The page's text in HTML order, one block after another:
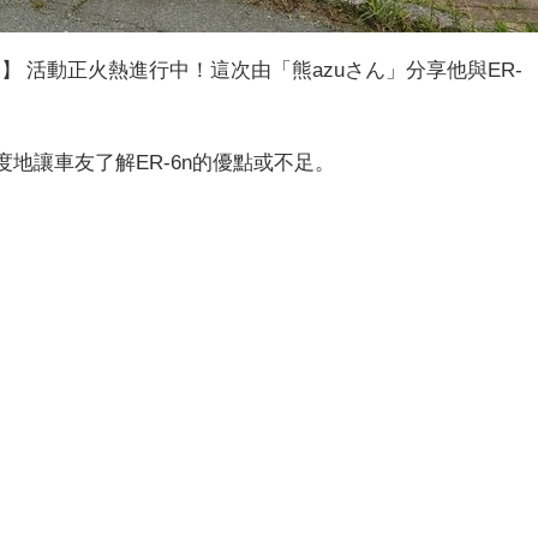
活動正火熱進行中！這次由「熊azuさん」分享他與ER-
讓車友了解ER-6n的優點或不足。